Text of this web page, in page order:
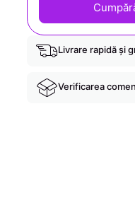
Livrare rapidă și
Verificarea